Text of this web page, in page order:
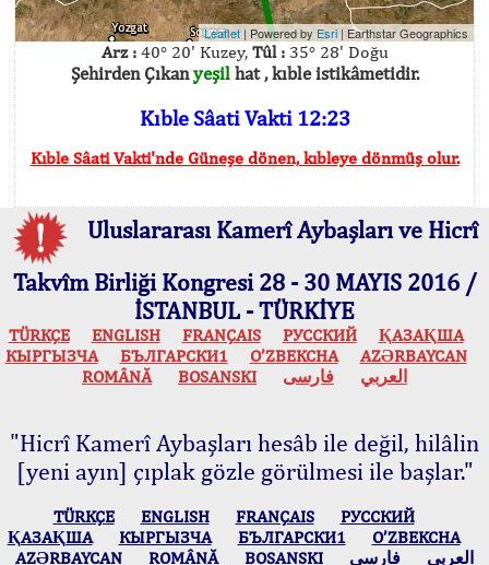
Leaflet | Powered by Esri | Earthstar Geographics
Arz :40° 20' Kuzey, Tûl :35° 28' Doğu
Şehirden Çıkanyeşilhat , kıble istikâmetidir.
Kıble Sâati Vakti 12:23
Kıble Sâati Vakti'nde Güneşe dönen, kıbleye dönmüş olur.
Uluslararası Kamerî Aybaşları ve Hicrî
Takvîm Birliği Kongresi 28 - 30 MAYIS 2016 /
İSTANBUL - TÜRKİYE
TÜRKÇE ENGLISH FRANÇAIS РУССКИЙ
ҚАЗАҚША
КЫPГЫЗЧA
БЪЛГАРСКИ1 O’ZBEKCHA
AZӘRBAYCAN
ROMÂNĂ
BOSANSKI العربي فارسی
"Hicrî Kamerî Aybaşları hesâb ile değil, hilâlin
[yeni ayın] çıplak gözle görülmesi ile başlar."
TÜRKÇE ENGLISH FRANÇAIS
РУССКИЙ
ҚАЗАҚША
КЫPГЫЗЧA БЪЛГАРСКИ1
O’ZBEKCHA
AZӘRBAYCAN
ROMÂNĂ BOSANSKI العربي فارسی